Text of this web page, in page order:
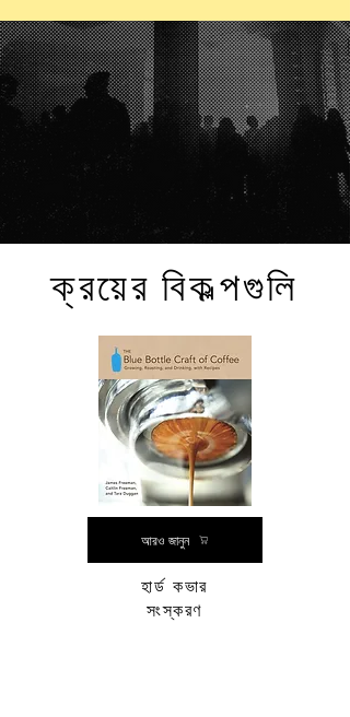
ক্রয়ের বিকল্পগুলি
হার্ড কভার
সংস্করণ
আরও জানুন